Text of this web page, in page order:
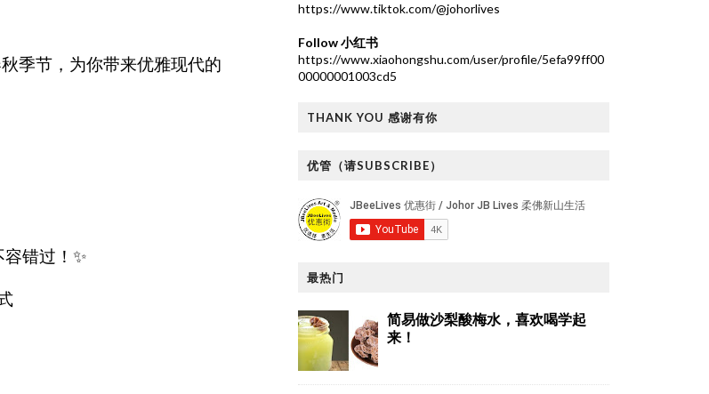
季节，为你带来优雅现代的
错过！✨
https://www.tiktok.com/@johorlives
Follow 小红书
https://www.xiaohongshu.com/user/profile/5efa99ff00
00000001003cd5
THANK YOU 感谢有你
优管（请SUBSCRIBE）
最热门
简易做沙梨酸梅水，喜欢喝学起
来！